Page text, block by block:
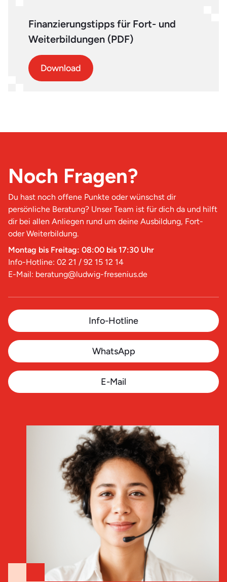
Finanzierungstipps für Fort- und
Weiterbildungen (PDF)
Download
Noch Fragen?
Du hast noch offene Punkte oder wünschst dir
persönliche Beratung? Unser Team ist für dich da und hilft
dir bei allen Anliegen rund um deine Ausbildung, Fort-
oder Weiterbildung.
Montag bis Freitag: 08:00 bis 17:30 Uhr
Info-Hotline: 02 21 / 92 15 12 14
E-Mail: beratung@ludwig-fresenius.de
Info-Hotline
WhatsApp
E-Mail